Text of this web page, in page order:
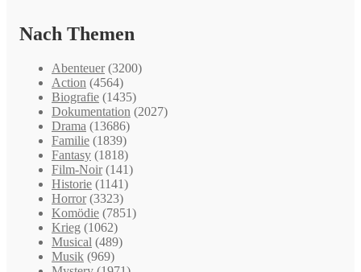
Nach Themen
Abenteuer (3200)
Action (4564)
Biografie (1435)
Dokumentation (2027)
Drama (13686)
Familie (1839)
Fantasy (1818)
Film-Noir (141)
Historie (1141)
Horror (3323)
Komödie (7851)
Krieg (1062)
Musical (489)
Musik (969)